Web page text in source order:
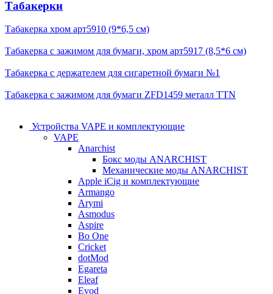
Табакерки
Табакерка хром арт5910 (9*6,5 см)
Табакерка с зажимом для бумаги, хром арт5917 (8,5*6 см)
Табакерка с держателем для сигаретной бумаги №1
Табакерка с зажимом для бумаги ZFD1459 металл TTN
Устройства VAPE и комплектующие
VAPE
Anarchist
Бокс моды ANARCHIST
Механические моды ANARCHIST
Apple iCig и комплектующие
Armango
Arymi
Asmodus
Aspire
Bo One
Cricket
dotMod
Egareta
Eleaf
Evod